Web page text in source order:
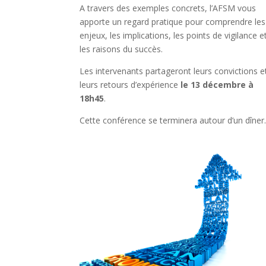
A travers des exemples concrets, l’AFSM vous
apporte un regard pratique pour comprendre les
enjeux, les implications, les points de vigilance
les raisons du succès.
Les intervenants partageront leurs convictions
leurs retours d’expérience le 13 décembre à
18h45.
Cette conférence se terminera autour d’un dîner.